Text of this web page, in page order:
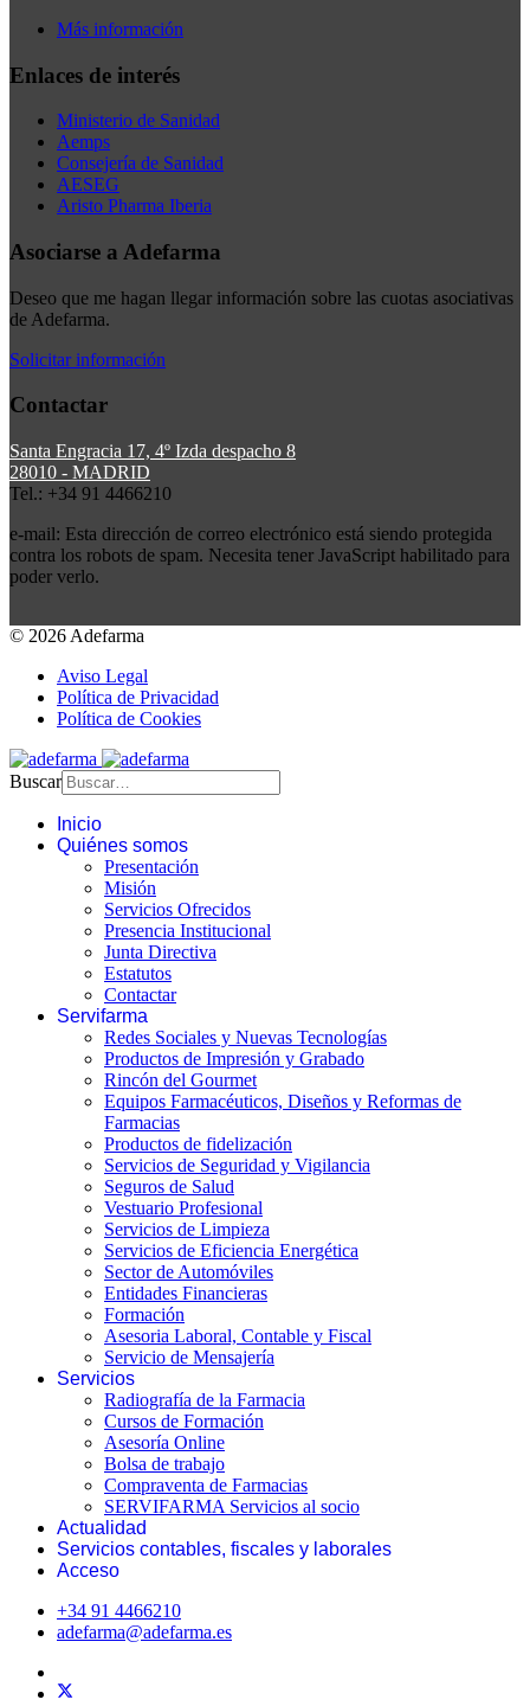
Más información
Enlaces de interés
Ministerio de Sanidad
Aemps
Consejería de Sanidad
AESEG
Aristo Pharma Iberia
Asociarse a Adefarma
Deseo que me hagan llegar información sobre las cuotas asociativas
de Adefarma.
Solicitar información
Contactar
Santa Engracia 17, 4º Izda despacho 8
28010 - MADRID
Tel.: +34 91 4466210
e-mail: Esta dirección de correo electrónico está siendo protegida
contra los robots de spam. Necesita tener JavaScript habilitado para
poder verlo.
© 2026 Adefarma
Aviso Legal
Política de Privacidad
Política de Cookies
Buscar
Inicio
Quiénes somos
Presentación
Misión
Servicios Ofrecidos
Presencia Institucional
Junta Directiva
Estatutos
Contactar
Servifarma
Redes Sociales y Nuevas Tecnologías
Productos de Impresión y Grabado
Rincón del Gourmet
Equipos Farmacéuticos, Diseños y Reformas de
Farmacias
Productos de fidelización
Servicios de Seguridad y Vigilancia
Seguros de Salud
Vestuario Profesional
Servicios de Limpieza
Servicios de Eficiencia Energética
Sector de Automóviles
Entidades Financieras
Formación
Asesoria Laboral, Contable y Fiscal
Servicio de Mensajería
Servicios
Radiografía de la Farmacia
Cursos de Formación
Asesoría Online
Bolsa de trabajo
Compraventa de Farmacias
SERVIFARMA Servicios al socio
Actualidad
Servicios contables, fiscales y laborales
Acceso
+34 91 4466210
adefarma@adefarma.es